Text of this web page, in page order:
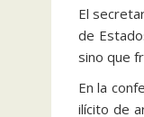
El
de
sino que
En la
ilícito de